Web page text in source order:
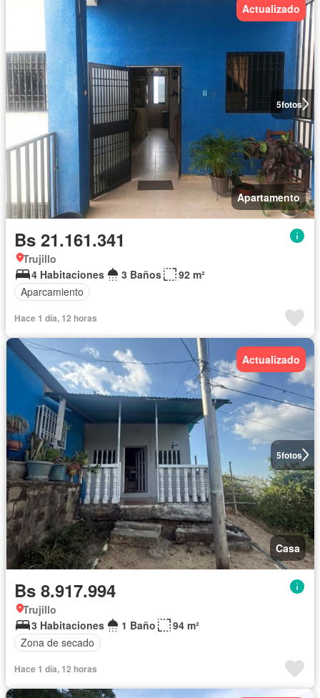
5fotos
Actualizado
Apartamento
Bs 21.161.341
Trujillo
4 Habitaciones
3 Baños
92 m²
Aparcamiento
Hace 1 día, 12 horas
5fotos
Actualizado
Casa
Bs 8.917.994
Trujillo
3 Habitaciones
1 Baño
94 m²
Zona de secado
Hace 1 día, 12 horas